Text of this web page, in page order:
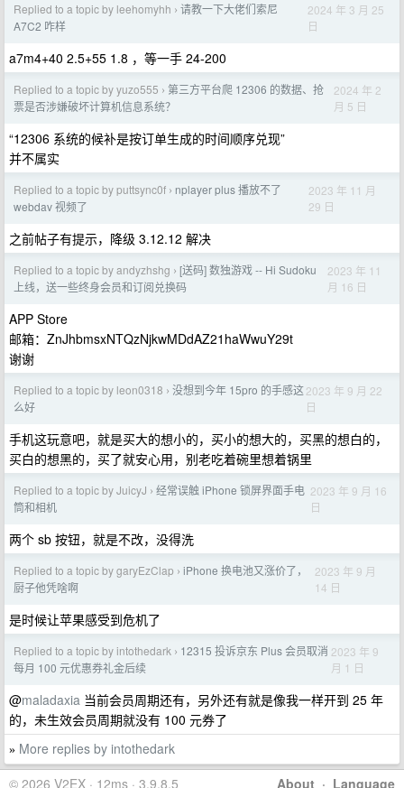
Replied to a topic by leehomyhh › 请教一下大佬们索尼
A7C2 咋样
2024 年 3 月 25
日
a7m4+40 2.5+55 1.8 ，等一手 24-200
Replied to a topic by yuzo555 › 第三方平台爬 12306 的数据、抢
票是否涉嫌破坏计算机信息系统？
2024 年 2
月 5 日
“12306 系统的候补是按订单生成的时间顺序兑现”
并不属实
Replied to a topic by puttsync0f › nplayer plus 播放不了
webdav 视频了
2023 年 11 月
29 日
之前帖子有提示，降级 3.12.12 解决
Replied to a topic by andyzhshg › [送码] 数独游戏 -- Hi Sudoku
上线，送一些终身会员和订阅兑换码
2023 年 11
月 16 日
APP Store
邮箱：ZnJhbmsxNTQzNjkwMDdAZ21haWwuY29t
谢谢
Replied to a topic by leon0318 › 没想到今年 15pro 的手感这
么好
2023 年 9 月 22
日
手机这玩意吧，就是买大的想小的，买小的想大的，买黑的想白的，
买白的想黑的，买了就安心用，别老吃着碗里想着锅里
Replied to a topic by JuicyJ › 经常误触 iPhone 锁屏界面手电
筒和相机
2023 年 9 月 16
日
两个 sb 按钮，就是不改，没得洗
Replied to a topic by garyEzClap › iPhone 换电池又涨价了，
厨子他凭啥啊
2023 年 9 月
14 日
是时候让苹果感受到危机了
Replied to a topic by intothedark › 12315 投诉京东 Plus 会员取消
每月 100 元优惠券礼金后续
2023 年 9
月 1 日
@maladaxia 当前会员周期还有，另外还有就是像我一样开到 25 年
的，未生效会员周期就没有 100 元券了
» More replies by intothedark
About · Language
© 2026 V2EX · 12ms · 3.9.8.5